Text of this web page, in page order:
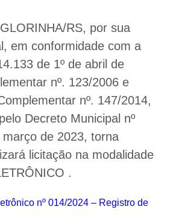
RS, por sua
em conformidade com a
de 1º de abril de
nº. 123/2006 e
nº. 147/2014,
Decreto Municipal nº
de 2023, torna
licitação na modalidade
.
nº 014/2024 – Registro de